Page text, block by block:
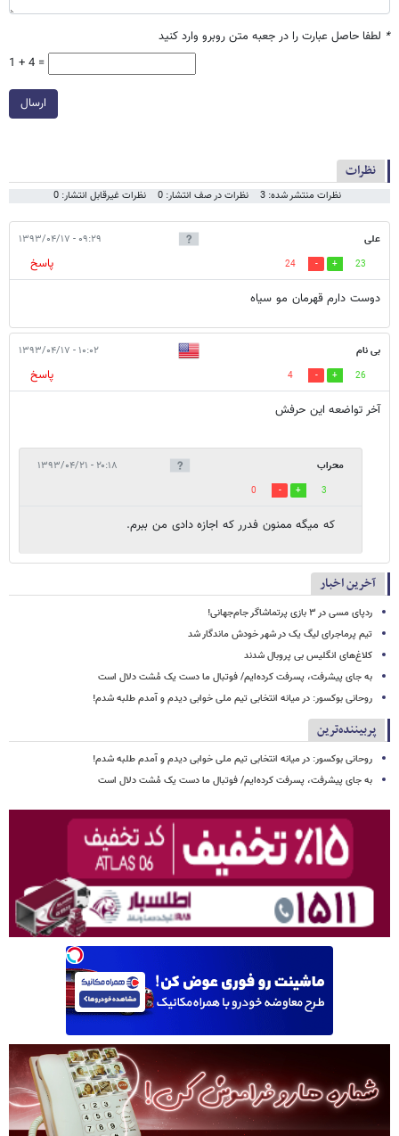
* لطفا حاصل عبارت را در جعبه متن روبرو وارد کنید
1 + 4 =
ارسال
نظرات
نظرات منتشر شده: 3 نظرات در صف انتشار: 0 نظرات غیرقابل انتشار: 0
علی ۰۹:۲۹ - ۱۳۹۳/۰۴/۱۷
23
24
پاسخ
دوست دارم قهرمان مو سیاه
بی نام ۱۰:۰۲ - ۱۳۹۳/۰۴/۱۷
26
4
پاسخ
آخر تواضعه این حرفش
محراب ۲۰:۱۸ - ۱۳۹۳/۰۴/۲۱
3
0
که میگه ممنون فدرر که اجازه دادی من ببرم.
آخرین اخبار
ردپای مسی در ۳ بازی پرتماشاگر جام‌جهانی!
تیم پرماجرای لیگ یک در شهر خودش ماندگار شد
کلاغ‌های انگلیس بی پروبال شدند
به جای پیشرفت، پسرفت کرده‌ایم/ فوتبال ما دست یک مُشت دلال است
روحانی بوکسور: در میانه انتخابی تیم ملی خوابی دیدم و آمدم طلبه شدم!
پربیننده‌ترین
روحانی بوکسور: در میانه انتخابی تیم ملی خوابی دیدم و آمدم طلبه شدم!
به جای پیشرفت، پسرفت کرده‌ایم/ فوتبال ما دست یک مُشت دلال است